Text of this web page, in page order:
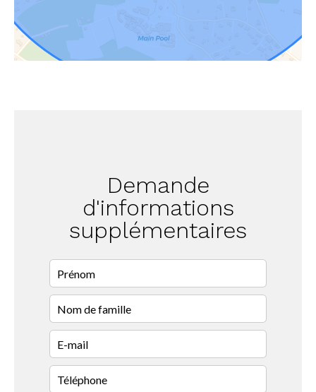
Demande
d'informations
supplémentaires